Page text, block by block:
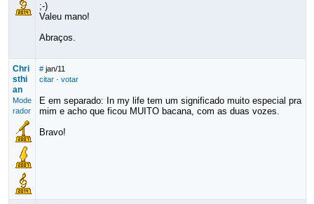
;-)
Valeu mano!
Abraços.
Chri
sthi
an
Mode
rador
# jan/11
citar· votar
E em separado: In my life tem um significado muito especial pra
mim e acho que ficou MUITO bacana, com as duas vozes.
Bravo!